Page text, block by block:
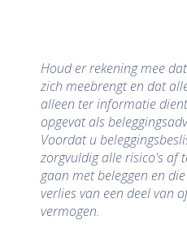
Houd er rekening mee
zich meebrengt en dat
alleen ter informatie
opgevat als
Voordat u
zorgvuldig alle risico's af
gaan met beleggen en
verlies van een deel van
vermogen.